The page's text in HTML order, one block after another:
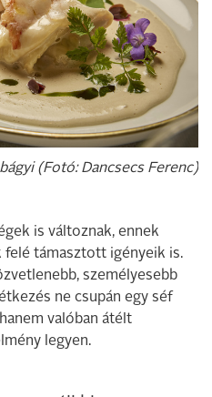
(Fotó: Dancsecs Ferenc)
is változnak, ennek
támasztott igényeik is.
személyesebb
ne csupán egy séf
valóban átélt
legyen.